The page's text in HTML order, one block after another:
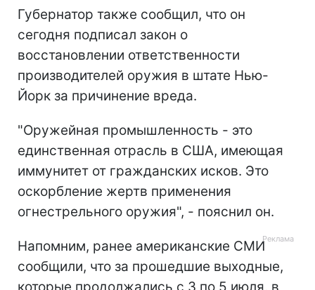
Губернатор также сообщил, что он
сегодня подписал закон о
восстановлении ответственности
производителей оружия в штате Нью-
Йорк за причинение вреда.
"Оружейная промышленность - это
единственная отрасль в США, имеющая
иммунитет от гражданских исков. Это
оскорбление жертв применения
огнестрельного оружия", - пояснил он.
Напомним, ранее американские СМИ
сообщили, что за прошедшие выходные,
которые продолжались с 3 по 5 июля, в